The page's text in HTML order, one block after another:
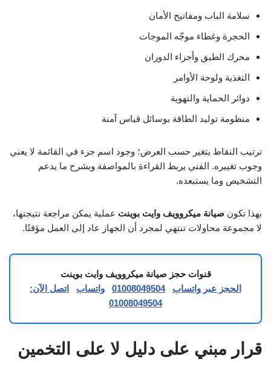
سلامة الباب ومفاتيح الأمان
الحجرة وغطاء موجّه الموجات
محرك الطبق وأجزاء الدوران
التغذية ولوحة الأوامر
دوائر الحماية والتهوية
منظومة توليد الطاقة بوسائل قياس آمنة
ترتيب النقاط يتغير حسب العرض؛ وجود اسم جزء في القائمة لا يعني
وجوب تغييره. الفني يربط القراءة بالمواصفة ويشرح ما يدعم
التشخيص وما يستبعده.
بهذا تكون صيانة ميكروويف وايت بوينت عملية يمكن مراجعة نتيجتها،
لا مجموعة محاولات تنتهي لمجرد أن الجهاز عاد إلى العمل مؤقتًا.
قنوات حجز صيانة ميكروويف وايت بوينت
الحجز عبر واتساب
01008049504 واتساب
اتصل الآن:
01008049504
قرار مبني على دليل لا على التخمين